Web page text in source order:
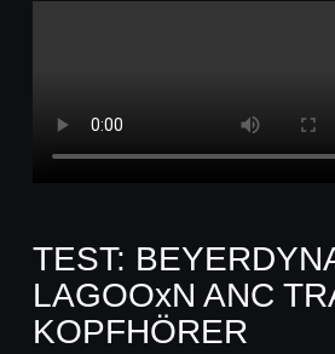
TEST:
LAGOOxN ANC
KOPFHÖRER